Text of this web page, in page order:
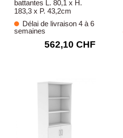
battantes L. 80,1 x H.
183,3 x P. 43,2cm
Délai de livraison 4 à 6
semaines
562,10 CHF